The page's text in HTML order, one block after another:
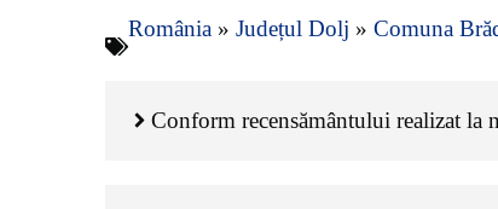
România » Județul Dolj » Comuna
Conform recensământului realizat la